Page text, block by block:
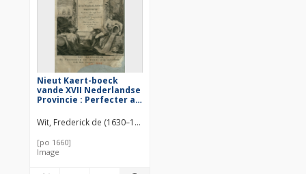
Nieut Kaert-boeck
vande XVII Nederlandse
Provincie : Perfecter als
Begrypende mede de
aengrensende Landen,
Aldus in 20 Kaerten
Wit, Frederick de (1630–1706)
[po 1660]
Image